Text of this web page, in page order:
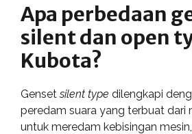
Apa perbedaan
silent dan open
Kubota?
Gensetsilent type dilengkapi
peredam suara yang terbuat dari
untuk meredam kebisingan